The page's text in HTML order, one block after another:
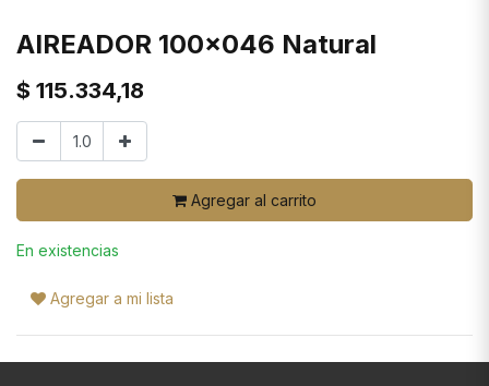
AIREADOR 100x046 Natural
$ 115.334,18
Agregar al carrito
En existencias
Agregar a mi lista